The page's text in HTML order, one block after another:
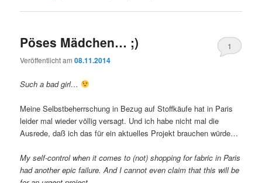
Pöses Mädchen… ;)
Veröffentlicht am08.11.2014
1
Such a bad girl…
Meine Selbstbeherrschung in Bezug auf Stoffkäufe hat in Paris
leider mal wieder völlig versagt. Und ich habe nicht mal die
Ausrede, daß ich das für ein aktuelles Projekt brauchen würde…
My self-control when it comes to (not) shopping for fabric in Paris
had another epic failure. And I cannot even claim that this will be